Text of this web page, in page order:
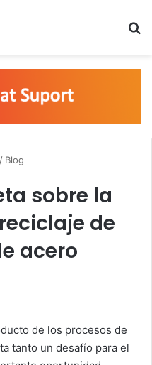
/ Blog
sobre la
de
acero
de los procesos de
tanto un desafío para el